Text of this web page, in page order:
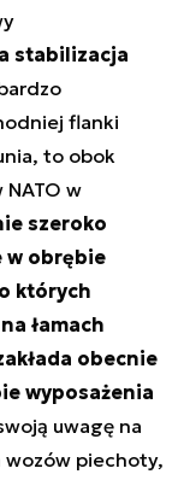
stabilizacja
flanki
to obok
w
szeroko
w obrębie
których
łamach
obecnie
wyposażenia
uwagę na
wozów piechoty,